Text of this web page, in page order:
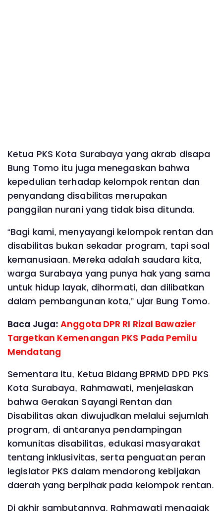
‎Ketua PKS Kota Surabaya yang akrab disapa
Bung Tomo itu juga menegaskan bahwa
kepedulian terhadap kelompok rentan dan
penyandang disabilitas merupakan
panggilan nurani yang tidak bisa ditunda.
‎“Bagi kami, menyayangi kelompok rentan dan
disabilitas bukan sekadar program, tapi soal
kemanusiaan. Mereka adalah saudara kita,
warga Surabaya yang punya hak yang sama
untuk hidup layak, dihormati, dan dilibatkan
dalam pembangunan kota,” ujar Bung Tomo.
Baca Juga:Anggota DPR RI Rizal Bawazier
Targetkan Kemenangan PKS Pada Pemilu
Mendatang
‎Sementara itu, Ketua Bidang BPRMD DPD PKS
Kota Surabaya, Rahmawati, menjelaskan
bahwa Gerakan Sayangi Rentan dan
Disabilitas akan diwujudkan melalui sejumlah
program, di antaranya pendampingan
komunitas disabilitas, edukasi masyarakat
tentang inklusivitas, serta penguatan peran
legislator PKS dalam mendorong kebijakan
daerah yang berpihak pada kelompok rentan.
‎Di akhir sambutannya, Rahmawati mengajak